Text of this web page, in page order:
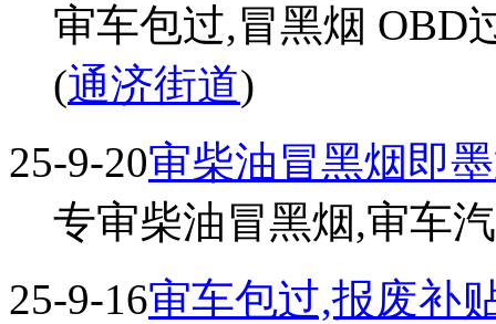
审车包过,冒黑烟 OBD
(通济街道)
25-9-20审柴油冒黑烟即
专审柴油冒黑烟,审车
25-9-16审车包过,报废补